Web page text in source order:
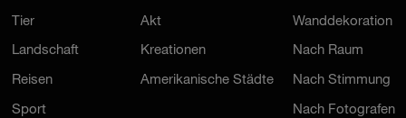
Tier
Landschaft
Reisen
Sport
Akt
Kreationen
Amerikanische Städte
Wanddekoration
Nach Raum
Nach Stimmung
Nach Fotografen